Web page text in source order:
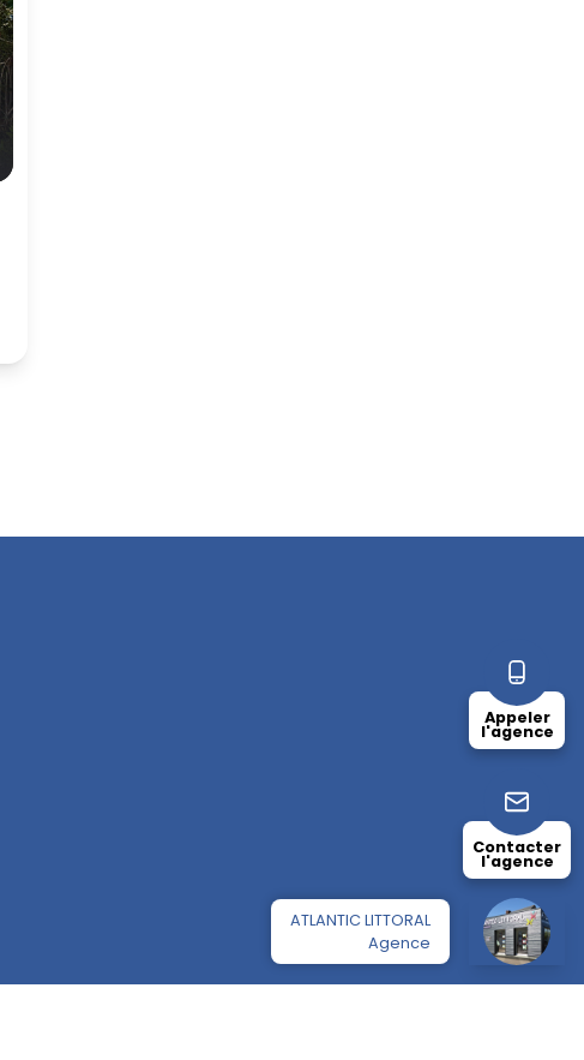
ATLANTIC LITTORAL
Agence
Appeler
l'agence
Contacter
l'agence